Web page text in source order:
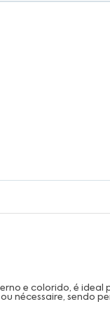
e colorido, é ideal
nécessaire, sendo